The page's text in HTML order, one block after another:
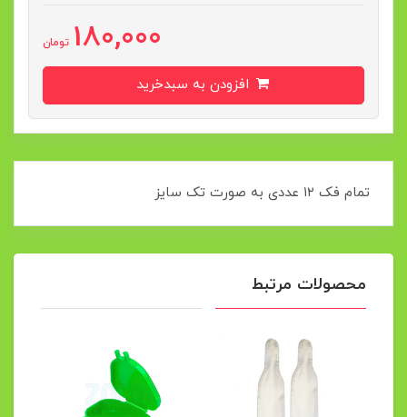
180,000 تومان
تمام فک ۱۲ عددی به صورت تک سایز
محصولات مرتبط